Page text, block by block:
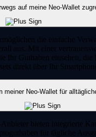
auf meine Neo-Wallet
die einfache
aus. Mit einer
Ihr Guthaben einsehen,
direkt über Ihr
meiner Neo-Wallet für
bieten integrierte
für tägliche